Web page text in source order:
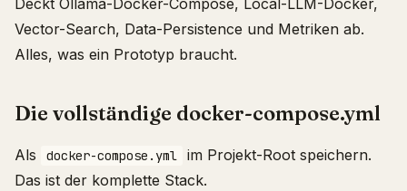
Deckt Ollama-Docker-Compose, Local-LLM-Docker,
Vector-Search, Data-Persistence und Metriken ab.
Alles, was ein Prototyp braucht.
Die vollständige docker-compose.yml
Als docker-compose.yml
im Projekt-Root speichern.
Das ist der komplette Stack.